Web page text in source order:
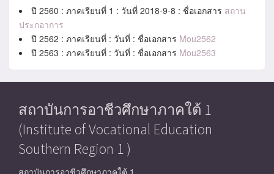
ปี 2560 : ภาคเรียนที่ 1 : วันที่ 2018-9-8 : ชื่อเอกสาร สถาน
ประกอาการ
ปี 2562 : ภาคเรียนที่ : วันที่ : ชื่อเอกสาร Mou2562
ปี 2563 : ภาคเรียนที่ : วันที่ : ชื่อเอกสาร Mou2563
สถาบันการอาชีวศึกษาภาคใต้ 1
(Institute of Vocational Education
Southern Region 1 )
สถาบันการอาชีวศึกษาภาคใต้ 1